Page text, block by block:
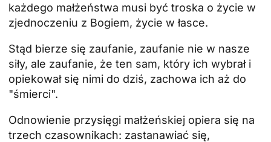
każdego małżeństwa musi być troska o życie w
zjednoczeniu z Bogiem, życie w łasce.
Stąd bierze się zaufanie, zaufanie nie w nasze
siły, ale zaufanie, że ten sam, który ich wybrał i
opiekował się nimi do dziś, zachowa ich aż do
"śmierci".
Odnowienie przysięgi małżeńskiej opiera się na
trzech czasownikach: zastanawiać się,